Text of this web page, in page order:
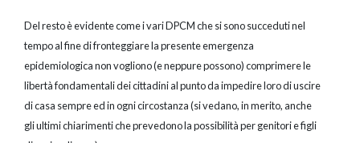
Del resto è evidente come i vari DPCM che si sono succeduti nel
tempo al fine di fronteggiare la presente emergenza
epidemiologica non vogliono (e neppure possono) comprimere le
libertà fondamentali dei cittadini al punto da impedire loro di uscire
di casa sempre ed in ogni circostanza (si vedano, in merito, anche
gli ultimi chiarimenti che prevedono la possibilità per genitori e figli